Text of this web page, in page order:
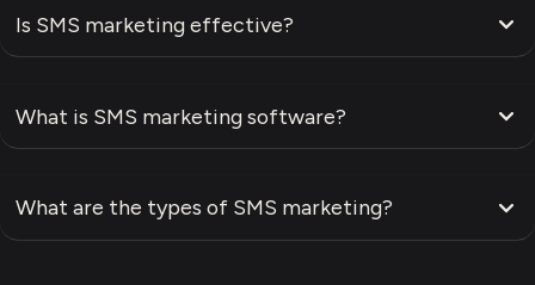
Is SMS marketing effective?
What is SMS marketing software?
What are the types of SMS marketing?